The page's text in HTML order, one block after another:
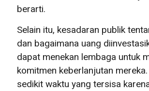
berarti.
Selain itu, kesadaran publik
dan bagaimana uang
dapat menekan lembaga untuk
komitmen keberlanjutan
sedikit waktu yang tersisa